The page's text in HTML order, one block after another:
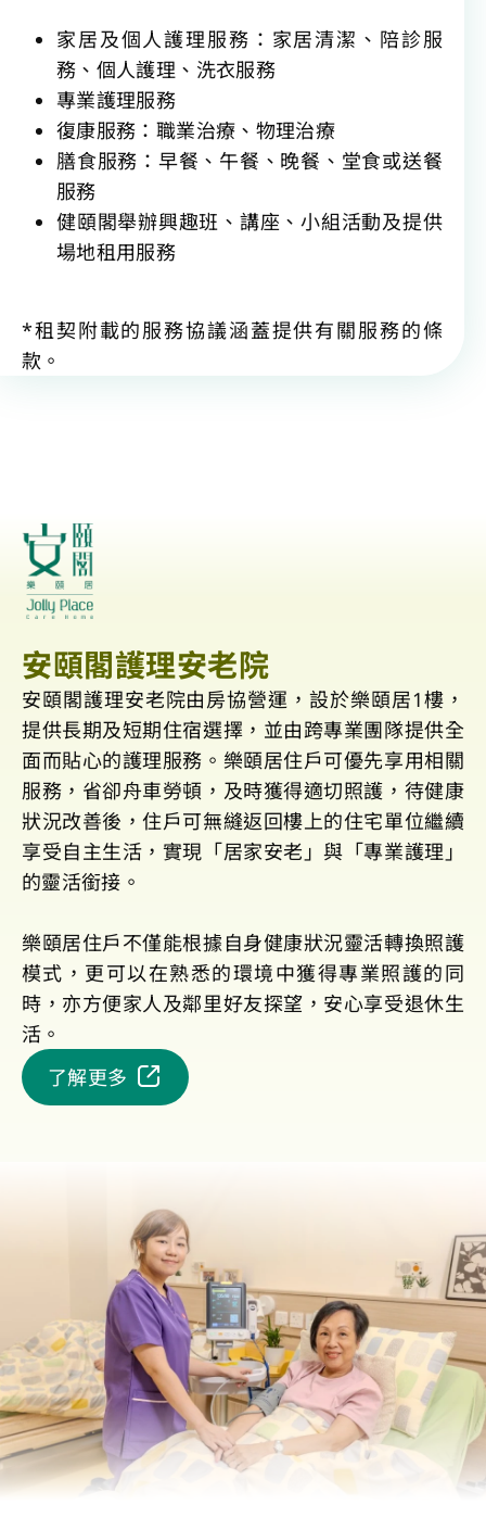
家居及個人護理服務：家居清潔、陪診服
務、個人護理、洗衣服務
專業護理服務
復康服務：職業治療、物理治療
膳食服務：早餐、午餐、晚餐、堂食或送餐
服務
健頤閣舉辦興趣班、講座、小組活動及提供
場地租用服務
*租契附載的服務協議涵蓋提供有關服務的條
款。
安頤閣護理安老院
安頤閣護理安老院由房協營運，設於樂頤居1樓，
提供長期及短期住宿選擇，並由跨專業團隊提供全
面而貼心的護理服務。樂頤居住戶可優先享用相關
服務，省卻舟車勞頓，及時獲得適切照護，待健康
狀況改善後，住戶可無縫返回樓上的住宅單位繼續
享受自主生活，實現「居家安老」與「專業護理」
的靈活銜接。
樂頤居住戶不僅能根據自身健康狀況靈活轉換照護
模式，更可以在熟悉的環境中獲得專業照護的同
時，亦方便家人及鄰里好友探望，安心享受退休生
活。
了解更多